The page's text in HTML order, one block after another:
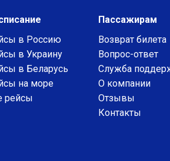
в Россию
в Украину
в Беларусь
на море
рейсы
Пассажирам
Возврат билета
Вопрос-ответ
Служба
О компании
Отзывы
Контакты